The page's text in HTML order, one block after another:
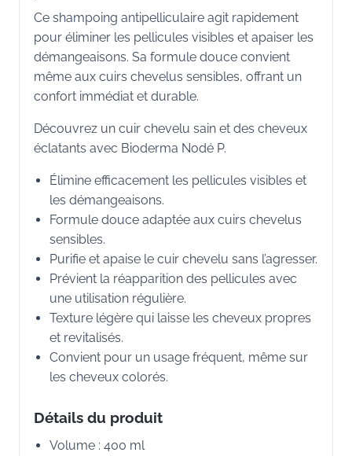
Ce shampoing antipelliculaire agit rapidement
pour éliminer les pellicules visibles et apaiser les
démangeaisons. Sa formule douce convient
même aux cuirs chevelus sensibles, offrant un
confort immédiat et durable.
Découvrez un cuir chevelu sain et des cheveux
éclatants avec Bioderma Nodé P.
Élimine efficacement les pellicules visibles et
les démangeaisons.
Formule douce adaptée aux cuirs chevelus
sensibles.
Purifie et apaise le cuir chevelu sans l’agresser.
Prévient la réapparition des pellicules avec
une utilisation régulière.
Texture légère qui laisse les cheveux propres
et revitalisés.
Convient pour un usage fréquent, même sur
les cheveux colorés.
Détails du produit
Volume : 400 ml